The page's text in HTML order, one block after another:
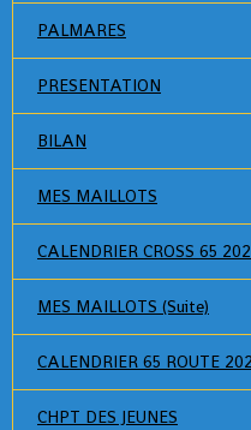
PALMARES
PRESENTATION
BILAN
MES MAILLOTS
CALENDRIER CROSS 65
MES MAILLOTS (Suite)
CALENDRIER 65 ROUTE
CHPT DES JEUNES